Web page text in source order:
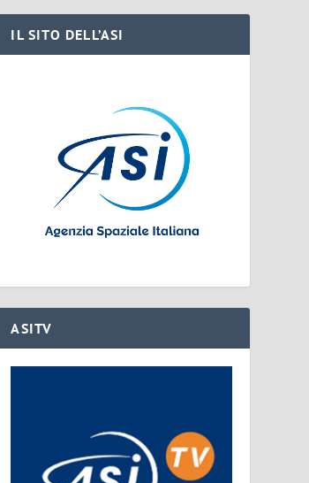
IL SITO DELL’ASI
ASITV